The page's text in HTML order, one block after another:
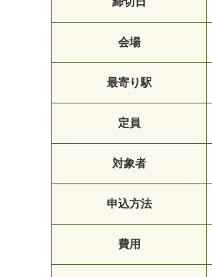
会場
最寄り駅
定員
対象者
申込方法
費用